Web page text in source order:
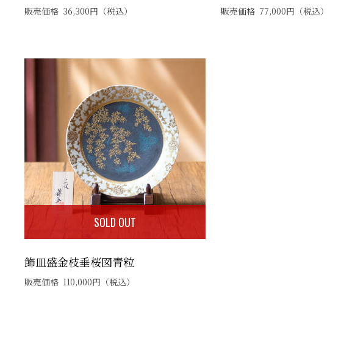
販売価格 36,300円 （税込） 販売価格 77,000円 （税込）
SOLD OUT
飾皿盛金枝垂桜図青粒
販売価格 110,000円 （税込）